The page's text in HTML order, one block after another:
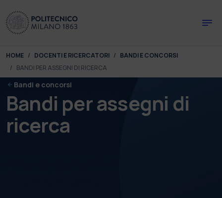
You are here:
HOME DOCENTI E RICERCATORI
BANDI E CONCORSI
BANDI PER ASSEGNI DI RICERCA
Bandi e concorsi
Bandi per assegni di
ricerca